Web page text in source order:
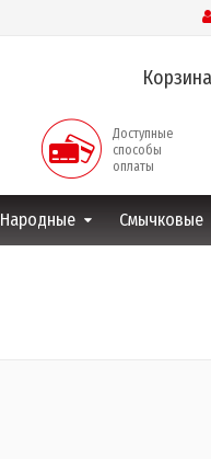
Корзина
Доступные
способы
оплаты
Народные Смычковые